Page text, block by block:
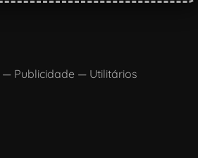
— Publicidade — Utilitários